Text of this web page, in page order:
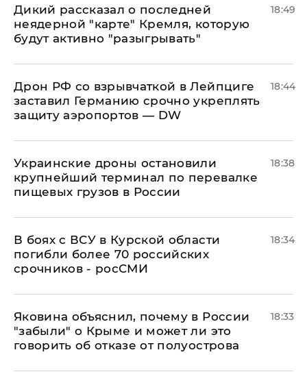
Дикий рассказал о последней
неядерной "карте" Кремля, которую
будут активно "разыгрывать"
18:49
​Дрон РФ со взрывчаткой в Лейпциге
заставил Германию срочно укреплять
защиту аэропортов — DW
18:44
Украинские дроны остановили
крупнейший терминал по перевалке
пищевых грузов в России
18:38
В боях с ВСУ в Курской области
погибли более 70 российских
срочников - росСМИ
18:34
Яковина объяснил, почему в России
"забыли" о Крыме и может ли это
говорить об отказе от полуострова
18:33